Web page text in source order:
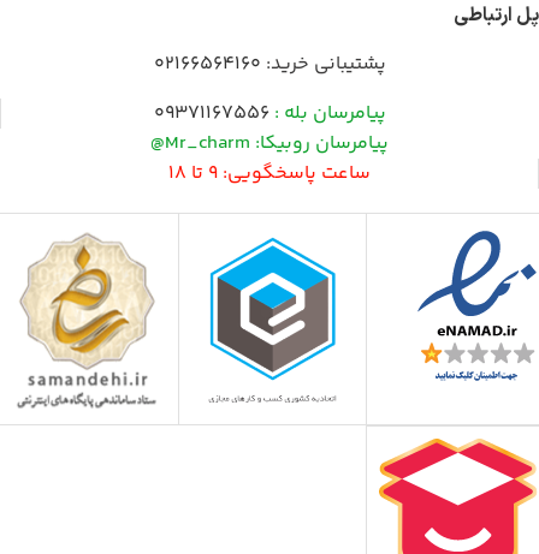
پل ارتباطی
پشتیبانی خرید: 02166564160
پیامرسان بله : 09371167556
پیامرسان روبیکا: Mr_charm@
ساعت پاسخگویی: 9 تا 18